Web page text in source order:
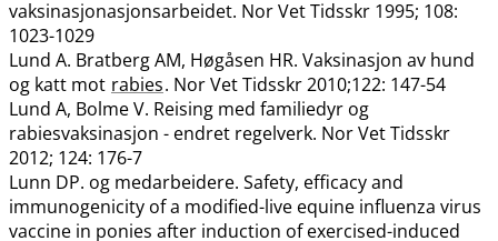
vaksinasjonasjonsarbeidet. Nor Vet Tidsskr 1995; 108:
1023-1029
Lund A. Bratberg AM, Høgåsen HR. Vaksinasjon av hund
og katt mot rabies. Nor Vet Tidsskr 2010;122: 147-54
Lund A, Bolme V. Reising med familiedyr og
rabiesvaksinasjon - endret regelverk. Nor Vet Tidsskr
2012; 124: 176-7
Lunn DP. og medarbeidere. Safety, efficacy and
immunogenicity of a modified-live equine influenza virus
vaccine in ponies after induction of exercised-induced